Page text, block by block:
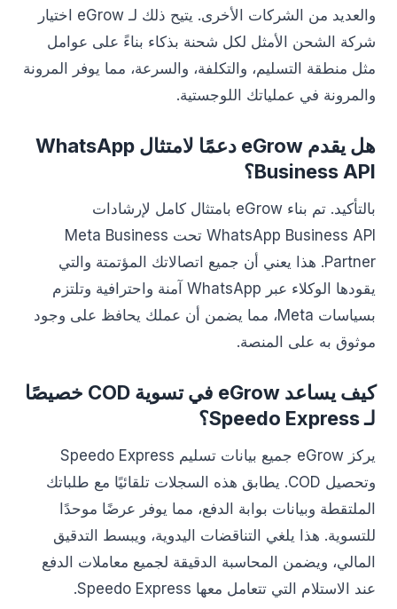
والعديد من الشركات الأخرى. يتيح ذلك لـ eGrow اختيار
شركة الشحن الأمثل لكل شحنة بذكاء بناءً على عوامل
مثل منطقة التسليم، والتكلفة، والسرعة، مما يوفر المرونة
والمرونة في عملياتك اللوجستية.
هل يقدم eGrow دعمًا لامتثال WhatsApp
Business API؟
بالتأكيد. تم بناء eGrow بامتثال كامل لإرشادات
WhatsApp Business API تحت Meta Business
Partner. هذا يعني أن جميع اتصالاتك المؤتمتة والتي
يقودها الوكلاء عبر WhatsApp آمنة واحترافية وتلتزم
بسياسات Meta، مما يضمن أن عملك يحافظ على وجود
موثوق به على المنصة.
كيف يساعد eGrow في تسوية COD خصيصًا
لـ Speedo Express؟
يركز eGrow جميع بيانات تسليم Speedo Express
وتحصيل COD. يطابق هذه السجلات تلقائيًا مع طلباتك
الملتقطة وبيانات بوابة الدفع، مما يوفر عرضًا موحدًا
للتسوية. هذا يلغي التناقضات اليدوية، ويبسط التدقيق
المالي، ويضمن المحاسبة الدقيقة لجميع معاملات الدفع
عند الاستلام التي تتعامل معها Speedo Express.